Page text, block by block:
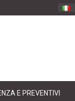
E PREVENTIVI